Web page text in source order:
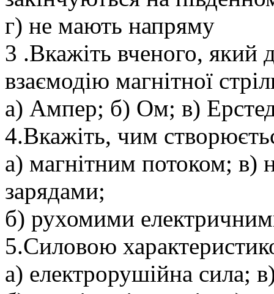
г) не мають напряму
3 .Вкажіть вченого, який
взаємодію магнітної
а) Ампер; б) Ом; в)
4.Вкажіть, чим
а) магнітним потоком; в)
зарядами;
б) рухомими
5.Силовою
а) електрорушійна сила;